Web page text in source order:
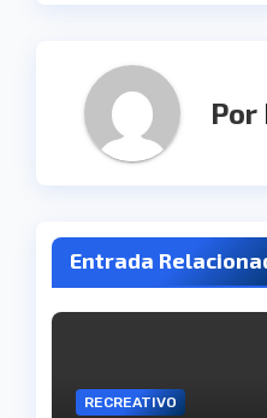
Por
Entrada
RECREATIVO